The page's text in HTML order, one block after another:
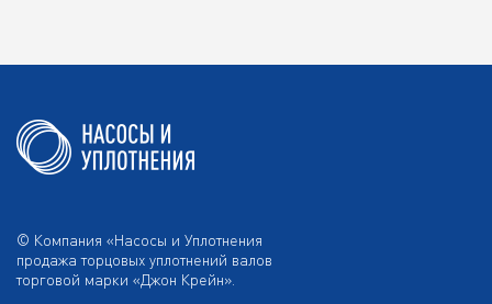
© Компания «Насосы и Уплотнения
продажа торцовых уплотнений валов
торговой марки «Джон Крейн».